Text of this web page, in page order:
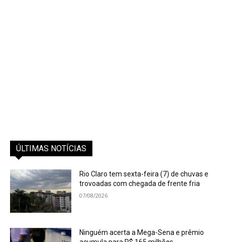
ÚLTIMAS NOTÍCIAS
Rio Claro tem sexta-feira (7) de chuvas e
trovoadas com chegada de frente fria
07/08/2026
Ninguém acerta a Mega-Sena e prêmio